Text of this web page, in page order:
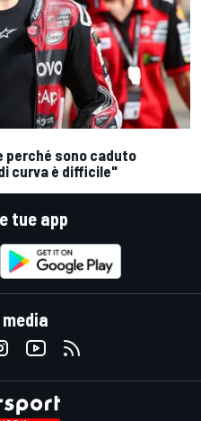
perché sono caduto
curva è difficile"
tue app